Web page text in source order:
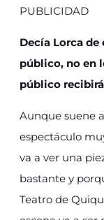
PUBLICIDAD
Decía Lorca de
público, no en
público
Aunque suene
espectáculo
va a ver una
bastante y
Teatro de